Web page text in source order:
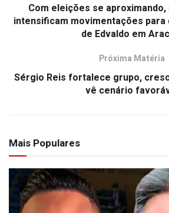
Com eleições se
intensificam movimentações
de Edvaldo em
Próxima Matéria
Sérgio Reis fortalece grupo,
vê cenário
Mais Populares